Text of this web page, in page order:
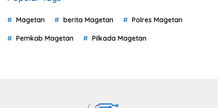
Magetan berita Magetan Polres Magetan
Pemkab Magetan Pilkada Magetan